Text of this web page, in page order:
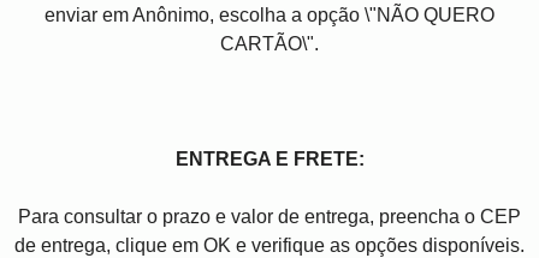
enviar em Anônimo, escolha a opção \"NÃO QUERO
CARTÃO\".
ENTREGA E FRETE:
Para consultar o prazo e valor de entrega, preencha o CEP
de entrega, clique em OK e verifique as opções disponíveis.